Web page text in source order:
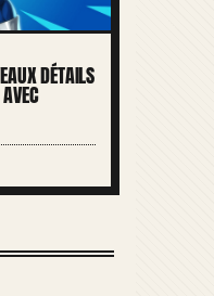
DÉTAILS